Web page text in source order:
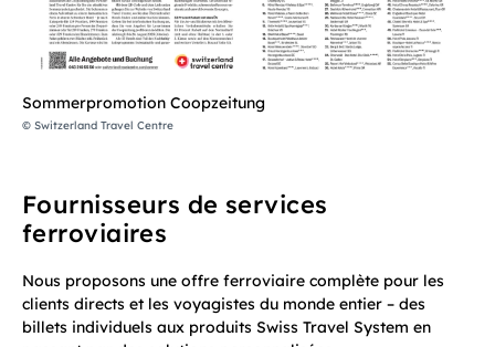
Sommerpromotion Coopzeitung
© Switzerland Travel Centre
Fournisseurs de services
ferroviaires
Nous proposons une offre ferroviaire complète pour les
clients directs et les voyagistes du monde entier – des
billets individuels aux produits Swiss Travel System en